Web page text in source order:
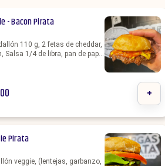
- Bacon Pirata
110 g, 2 fetas de cheddar,
1/4 de libra, pan de papa
+
Pirata
veggie, (lentejas, garbanzo,